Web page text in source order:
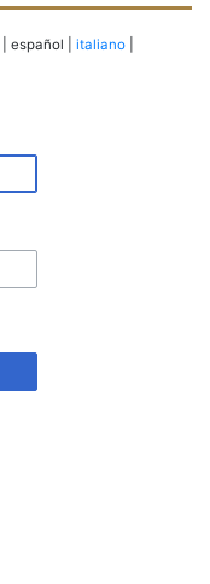
| español | italiano